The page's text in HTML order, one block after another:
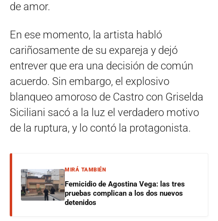
de amor.
En ese momento, la artista habló
cariñosamente de su expareja y dejó
entrever que era una decisión de común
acuerdo. Sin embargo, el explosivo
blanqueo amoroso de Castro con Griselda
Siciliani sacó a la luz el verdadero motivo
de la ruptura, y lo contó la protagonista.
MIRÁ TAMBIÉN
Femicidio de Agostina Vega: las tres
pruebas complican a los dos nuevos
detenidos